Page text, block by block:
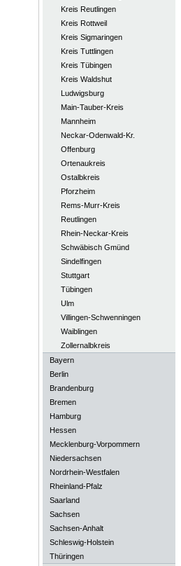
Kreis Reutlingen
Kreis Rottweil
Kreis Sigmaringen
Kreis Tuttlingen
Kreis Tübingen
Kreis Waldshut
Ludwigsburg
Main-Tauber-Kreis
Mannheim
Neckar-Odenwald-Kr.
Offenburg
Ortenaukreis
Ostalbkreis
Pforzheim
Rems-Murr-Kreis
Reutlingen
Rhein-Neckar-Kreis
Schwäbisch Gmünd
Sindelfingen
Stuttgart
Tübingen
Ulm
Villingen-Schwenningen
Waiblingen
Zollernalbkreis
Bayern
Berlin
Brandenburg
Bremen
Hamburg
Hessen
Mecklenburg-Vorpommern
Niedersachsen
Nordrhein-Westfalen
Rheinland-Pfalz
Saarland
Sachsen
Sachsen-Anhalt
Schleswig-Holstein
Thüringen